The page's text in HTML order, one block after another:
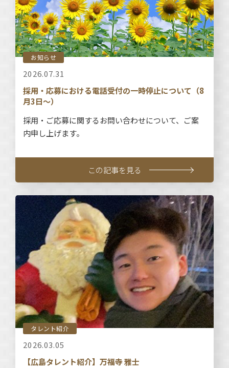
お知らせ
2026.07.31
採用・応募における電話受付の一時停止について（8
月3日～）
採用・ご応募に関するお問い合わせについて、ご案
内申し上げます。
この記事を見る
タレント紹介
2026.03.05
【広島タレント紹介】万福寺 雅士